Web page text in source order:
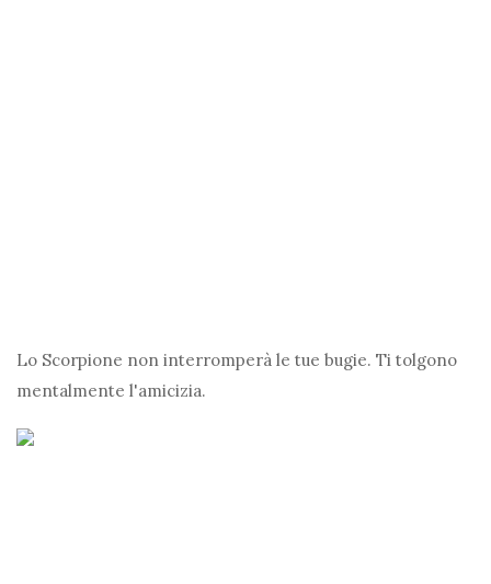
Lo Scorpione non interromperà le tue bugie. Ti tolgono
mentalmente l'amicizia.